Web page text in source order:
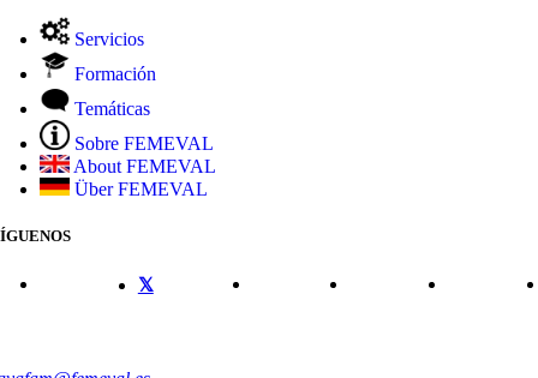
Servicios
Formación
Temáticas
Sobre FEMEVAL
About FEMEVAL
Über FEMEVAL